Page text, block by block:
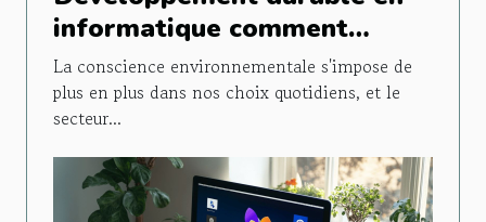
informatique comment
réduire l'empreinte carbone
de vos équipements
technologiques
La conscience environnementale s'impose de
plus en plus dans nos choix quotidiens, et le
secteur...